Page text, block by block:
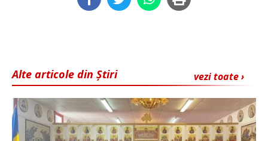
vezi toate ›
Alte articole din Știri